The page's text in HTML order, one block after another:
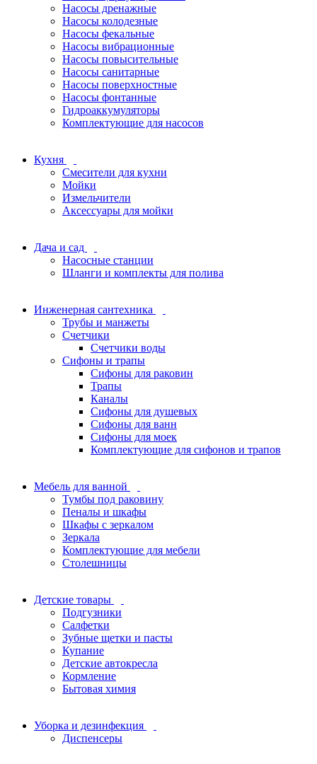
Насосы дренажные
Насосы колодезные
Насосы фекальные
Насосы вибрационные
Насосы повысительные
Насосы санитарные
Насосы поверхностные
Насосы фонтанные
Гидроаккумуляторы
Комплектующие для насосов
Кухня
Смесители для кухни
Мойки
Измельчители
Аксессуары для мойки
Дача и сад
Насосные станции
Шланги и комплекты для полива
Инженерная сантехника
Трубы и манжеты
Счетчики
Счетчики воды
Сифоны и трапы
Сифоны для раковин
Трапы
Каналы
Сифоны для душевых
Сифоны для ванн
Сифоны для моек
Комплектующие для сифонов и трапов
Мебель для ванной
Тумбы под раковину
Пеналы и шкафы
Шкафы с зеркалом
Зеркала
Комплектующие для мебели
Столешницы
Детские товары
Подгузники
Салфетки
Зубные щетки и пасты
Купание
Детские автокресла
Кормление
Бытовая химия
Уборка и дезинфекция
Диспенсеры